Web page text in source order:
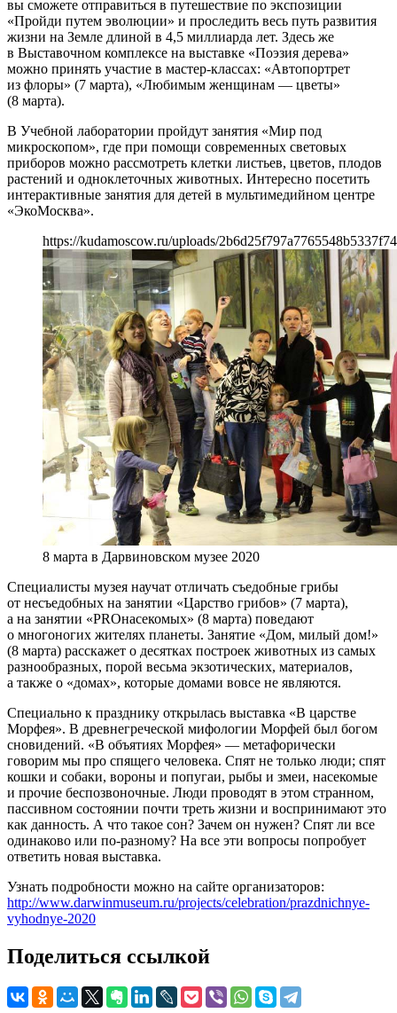
вы сможете отправиться в путешествие по экспозиции
«Пройди путем эволюции» и проследить весь путь развития
жизни на Земле длиной в 4,5 миллиарда лет. Здесь же
в Выставочном комплексе на выставке «Поэзия дерева»
можно принять участие в мастер-классах: «Автопортрет
из флоры» (7 марта), «Любимым женщинам — цветы»
(8 марта).
В Учебной лаборатории пройдут занятия «Мир под
микроскопом», где при помощи современных световых
приборов можно рассмотреть клетки листьев, цветов, плодов
растений и одноклеточных животных. Интересно посетить
интерактивные занятия для детей в мультимедийном центре
«ЭкоМосква».
https://kudamoscow.ru/uploads/
8 марта в Дарвиновском музее 2020
Специалисты музея научат отличать съедобные грибы
от несъедобных на занятии «Царство грибов» (7 марта),
а на занятии «PROнасекомых» (8 марта) поведают
о многоногих жителях планеты. Занятие «Дом, милый дом!»
(8 марта) расскажет о десятках построек животных из самых
разнообразных, порой весьма экзотических, материалов,
а также о «домах», которые домами вовсе не являются.
Специально к празднику открылась выставка «В царстве
Морфея». В древнегреческой мифологии Морфей был богом
сновидений. «В объятиях Морфея» — метафорически
говорим мы про спящего человека. Спят не только люди; спят
кошки и собаки, вороны и попугаи, рыбы и змеи, насекомые
и прочие беспозвоночные. Люди проводят в этом странном,
пассивном состоянии почти треть жизни и воспринимают это
как данность. А что такое сон? Зачем он нужен? Спят ли все
одинаково или по-разному? На все эти вопросы попробует
ответить новая выставка.
Узнать подробности можно на сайте организаторов:
http://www.darwinmuseum.ru/projects/celebration/prazdnichnye-
vyhodnye-2020
Поделиться ссылкой